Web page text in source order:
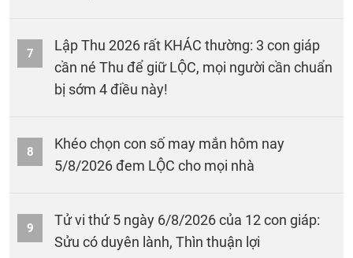
7
Lập Thu 2026 rất KHÁC thường: 3 con giáp
cần né Thu để giữ LỘC, mọi người cần chuẩn
bị sớm 4 điều này!
8
Khéo chọn con số may mắn hôm nay
5/8/2026 đem LỘC cho mọi nhà
9
Tử vi thứ 5 ngày 6/8/2026 của 12 con giáp:
Sửu có duyên lành, Thìn thuận lợi